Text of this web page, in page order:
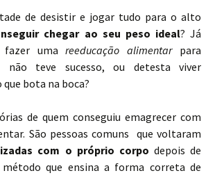
de desistir e jogar tudo para o alto
chegar ao seu peso ideal? Já
fazer uma reeducação alimentarpara
não teve sucesso, ou detesta viver
bota na boca?
de quem conseguiu emagrecer com
São pessoas comuns que voltaram
com o próprio corpo depois de
método que ensina a forma correta de